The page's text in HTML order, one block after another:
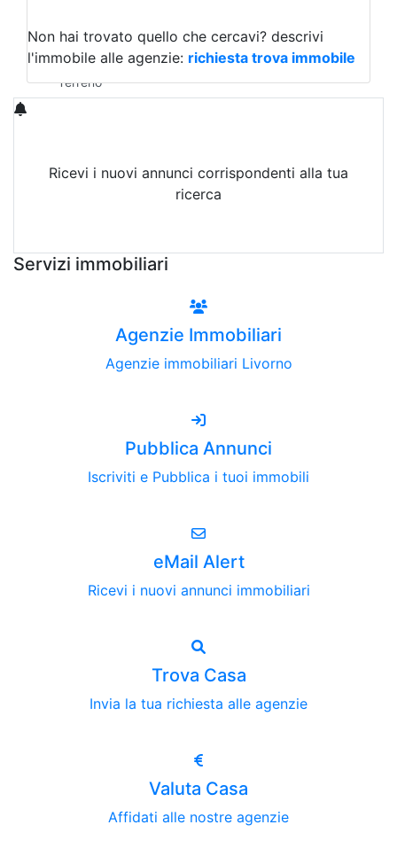
Qualsiasi
Terreno edificabile
Terreno
Non hai trovato quello che cercavi? descrivi
l'immobile alle agenzie: richiesta trova immobile
Ricevi i nuovi annunci corrispondenti alla tua
ricerca
Servizi immobiliari
Agenzie Immobiliari
Agenzie immobiliari Livorno
Pubblica Annunci
Iscriviti e Pubblica i tuoi immobili
eMail Alert
Ricevi i nuovi annunci immobiliari
Trova Casa
Invia la tua richiesta alle agenzie
Valuta Casa
Affidati alle nostre agenzie